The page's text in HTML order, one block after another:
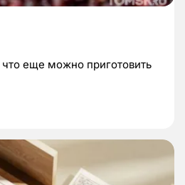
что еще можно приготовить